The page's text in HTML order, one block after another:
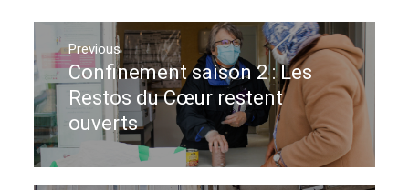
Navigation
de
l’article
Previous
Previous
post:
Confinement saison 2 : Les
Restos du Cœur restent
ouverts